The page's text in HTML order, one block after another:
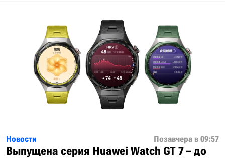
Новости Позавчера в 09:57
Выпущена серия Huawei Watch GT 7 – до